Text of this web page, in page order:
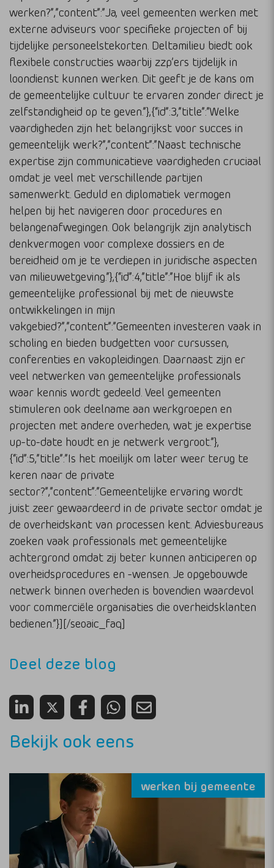
werken?”,”content”:”Ja, veel gemeenten werken met
externe adviseurs voor specifieke projecten of bij
tijdelijke personeelstekorten. Deltamilieu biedt ook
flexibele constructies waarbij zzp’ers tijdelijk in
loondienst kunnen werken. Dit geeft je de kans om
de gemeentelijke cultuur te ervaren zonder direct je
zelfstandigheid op te geven.”},{“id”:3,”title”:”Welke
vaardigheden zijn het belangrijkst voor succes in
gemeentelijk werk?”,”content”:”Naast technische
expertise zijn communicatieve vaardigheden cruciaal
omdat je veel met verschillende partijen
samenwerkt. Geduld en diplomatiek vermogen
helpen bij het navigeren door procedures en
belangenafwegingen. Ook belangrijk zijn analytisch
denkvermogen voor complexe dossiers en de
bereidheid om je te verdiepen in juridische aspecten
van milieuwetgeving.”},{“id”:4,”title”:”Hoe blijf ik als
gemeentelijke professional bij met de nieuwste
ontwikkelingen in mijn
vakgebied?”,”content”:”Gemeenten investeren vaak in
scholing en bieden budgetten voor cursussen,
conferenties en vakopleidingen. Daarnaast zijn er
veel netwerken van gemeentelijke professionals
waar kennis wordt gedeeld. Veel gemeenten
stimuleren ook deelname aan werkgroepen en
projecten met andere overheden, wat je expertise
up-to-date houdt en je netwerk vergroot.”},
{“id”:5,”title”:”Is het moeilijk om later weer terug te
keren naar de private
sector?”,”content”:”Gemeentelijke ervaring wordt
juist zeer gewaardeerd in de private sector omdat je
de overheidskant van processen kent. Adviesbureaus
zoeken vaak professionals met gemeentelijke
achtergrond omdat zij beter kunnen anticiperen op
overheidsprocedures en -wensen. Je opgebouwde
netwerk binnen overheden is bovendien waardevol
voor commerciële organisaties die overheidsklanten
bedienen.”}][/seoaic_faq]
Deel deze blog
Bekijk ook eens
werken bij gemeente